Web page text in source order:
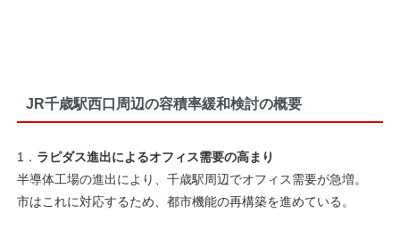
JR千歳駅西口周辺の容積率緩和検討の概要
1． ラピダス進出によるオフィス需要の高まり
半導体工場の進出により、千歳駅周辺でオフィス需要が急増。
市はこれに対応するため、都市機能の再構築を進めている。